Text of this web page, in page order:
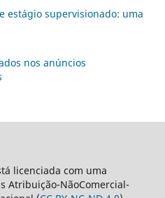
estágio supervisionado: uma
nos anúncios
licenciada com uma
Atribuição-NãoComercial-